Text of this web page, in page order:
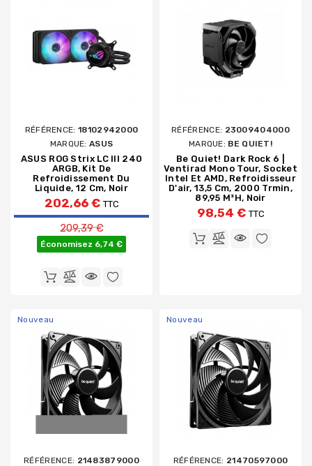
RÉFÉRENCE: 18102942000
MARQUE:ASUS
ASUS ROG Strix LC III 240
ARGB, Kit De
Refroidissement Du
Liquide, 12 Cm, Noir
202,66 € TTC
Prix de base
209,39 €
Économisez 6,74 €
RÉFÉRENCE: 23009404000
MARQUE: BE QUIET!
Be Quiet! Dark Rock 6 |
Ventirad Mono Tour, Socket
Intel Et AMD, Refroidisseur
D'air, 13,5 Cm, 2000 Trmin,
89,95 M³h, Noir
98,54 € TTC
Nouveau
RÉFÉRENCE: 21483879000
Nouveau
RÉFÉRENCE: 21470597000